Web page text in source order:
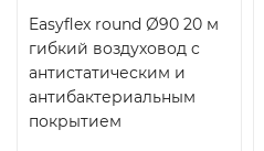
Easyflex round Ø90 20 м
гибкий воздуховод c
антистатическим и
антибактериальным
покрытием